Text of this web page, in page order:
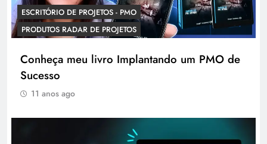
ESCRITÓRIO DE PROJETOS - PMO
PRODUTOS RADAR DE PROJETOS
Conheça meu livro Implantando um PMO de
Sucesso
11 anos ago